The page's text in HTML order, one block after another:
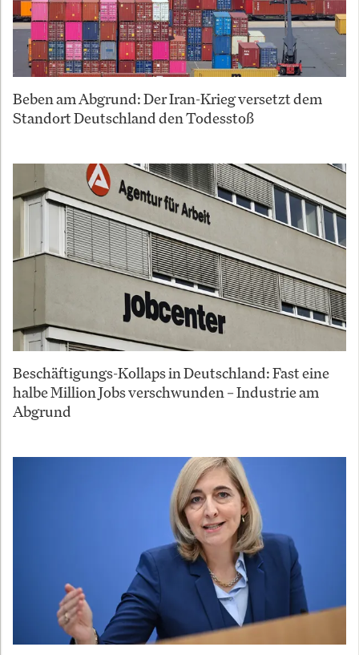
Beben am Abgrund: Der Iran-Krieg versetzt dem
Standort Deutschland den Todesstoß
Beschäftigungs-Kollaps in Deutschland: Fast eine
halbe Million Jobs verschwunden – Industrie am
Abgrund